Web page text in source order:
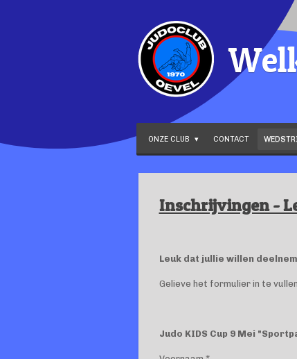
ONZE CLUB CONTACT
Inschrijvingen -
Leuk dat jullie willen
Gelieve het formulier in te
Judo KIDS Cup 9 Mei